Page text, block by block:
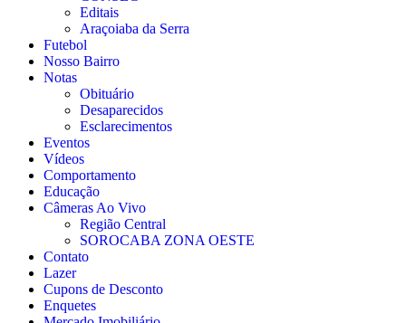
Editais
Araçoiaba da Serra
Futebol
Nosso Bairro
Notas
Obituário
Desaparecidos
Esclarecimentos
Eventos
Vídeos
Comportamento
Educação
Câmeras Ao Vivo
Região Central
SOROCABA ZONA OESTE
Contato
Lazer
Cupons de Desconto
Enquetes